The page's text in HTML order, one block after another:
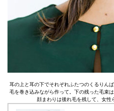
耳の上と耳の下でそれぞれふたつのくるりん
毛を巻き込みながら作って。下の残った毛束
顔まわりは後れ毛を残して、女性